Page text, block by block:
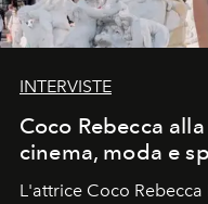
INTERVISTE
Coco Rebecca
cinema, moda e
L'attrice Coco